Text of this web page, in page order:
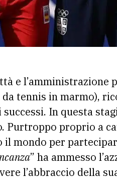
e l’amministrazione
tennis in marmo),
In questa
Purtroppo proprio a
mondo per
” ha ammesso
l’abbraccio della